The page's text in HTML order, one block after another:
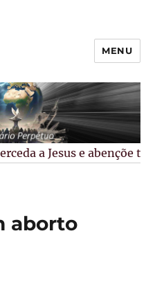
MENU
a Jesus e abençõe
aborto